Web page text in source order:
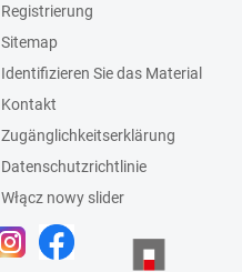
Registrierung
Sitemap
Identifizieren Sie das Material
Kontakt
Zugänglichkeitserklärung
Datenschutzrichtlinie
Włącz nowy slider